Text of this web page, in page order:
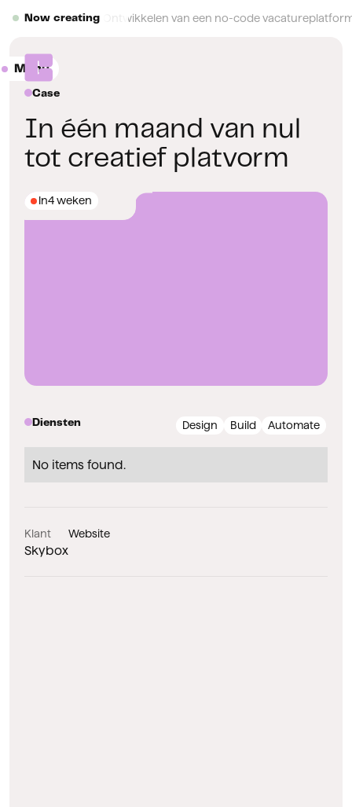
Now creating Ontwikkelen van een no-code
Menu
Close
Case
In één maand van nul
tot creatief platvorm
In4 weken
Diensten Design Build Automate
No items found.
Klant
Skybox
Website